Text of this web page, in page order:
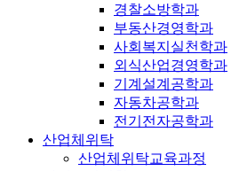
경찰소방학과
부동산경영학과
사회복지실천학과
외식산업경영학과
기계설계공학과
자동차공학과
전기전자공학과
산업체위탁
산업체위탁교육과정